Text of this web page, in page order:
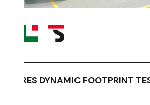
TIRES DYNAMIC FOOTPRINT